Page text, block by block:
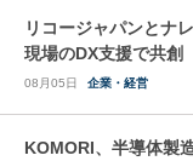
リコージャパンとナ
現場のDX支援で共創
08月05日 企業・経営
KOMORI、半導体製